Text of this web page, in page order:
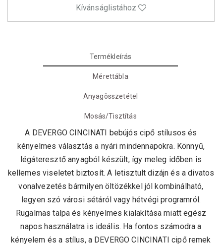
Kívánságlistához
Termékleírás
Mérettábla
Anyagösszetétel
Mosás/Tisztítás
A DEVERGO CINCINATI bebújós cipő stílusos és
kényelmes választás a nyári mindennapokra. Könnyű,
légáteresztő anyagból készült, így meleg időben is
kellemes viseletet biztosít. A letisztult dizájn és a divatos
vonalvezetés bármilyen öltözékkel jól kombinálható,
legyen szó városi sétáról vagy hétvégi programról.
Rugalmas talpa és kényelmes kialakítása miatt egész
napos használatra is ideális. Ha fontos számodra a
kényelem és a stílus, a DEVERGO CINCINATI cipő remek